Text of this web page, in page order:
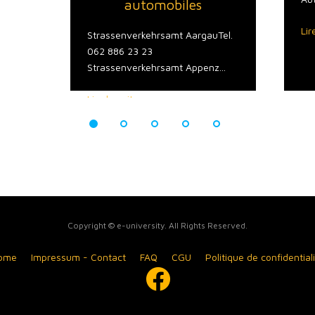
automobiles
Strassenverkehrsamt AargauTel.
062 886 23 23
Strassenverkehrsamt Appenz...
Lire la suite
Copyright © e-university. All Rights Reserved.
Impressum - Contact FAQ CGU Politique de